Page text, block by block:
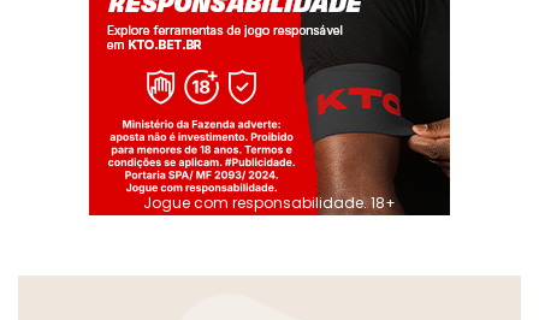
Jogue com responsabilidade. 18+